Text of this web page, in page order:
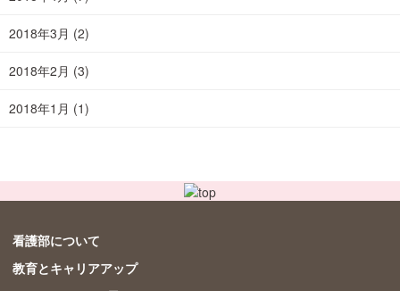
2018年3月 (2)
2018年2月 (3)
2018年1月 (1)
看護部について
教育とキャリアアップ